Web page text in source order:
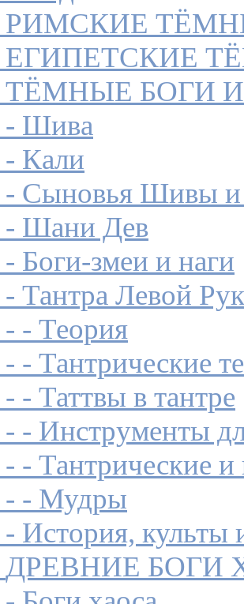
РИМСКИЕ
ЕГИПЕТСКИЕ
ТЁМНЫЕ БОГИ
Шива
Кали
Сыновья Шивы
Шани Дев
Боги-змеи и наги
Тантра Левой
- Теория
- Тантрические
- Таттвы в тантре
- Инструменты
- Тантрические
- Мудры
История, культы
ДРЕВНИЕ БОГИ